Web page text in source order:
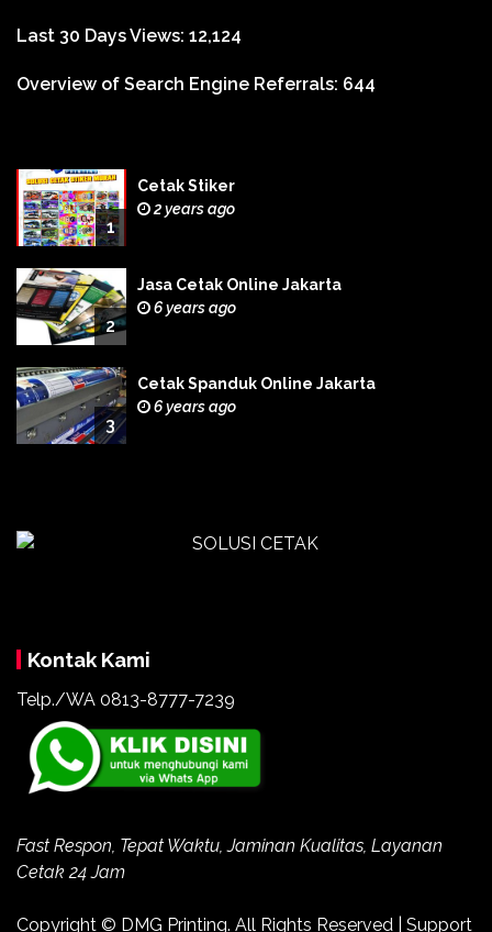
Last 30 Days Views: 12,124
Overview of Search Engine Referrals: 644
1
Cetak Stiker
2 years ago
2
Jasa Cetak Online Jakarta
6 years ago
3
Cetak Spanduk Online Jakarta
6 years ago
Kontak Kami
Telp./WA 0813-8777-7239
Fast Respon, Tepat Waktu, Jaminan Kualitas, Layanan
Cetak 24 Jam
Copyright © DMG Printing. All Rights Reserved | Support